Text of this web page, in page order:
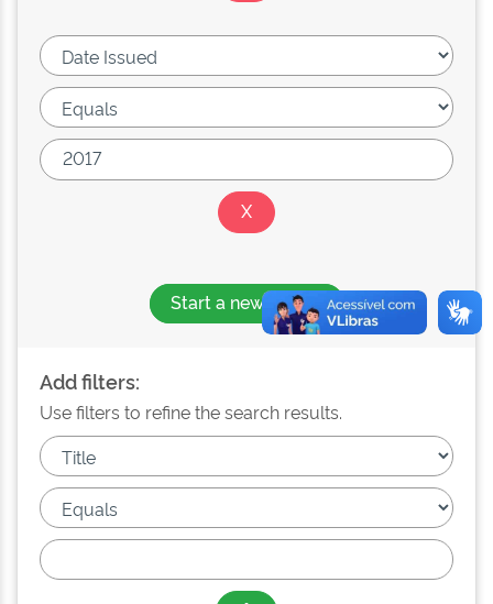
Start a new search
Add filters:
Use filters to refine the search results.